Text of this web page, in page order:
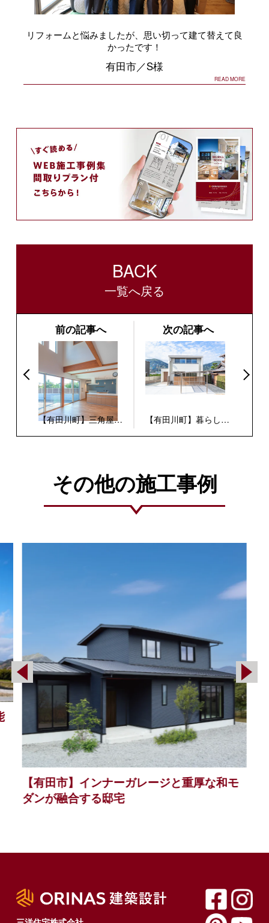
リフォームと悩みましたが、思い切って建て替えて良
かったです！
有田市／S様
READ MORE
BACK
一覧へ戻る
前の記事へ
【有田川町】三角屋根
次の記事へ
【有田川町】暮らしを
その他の施工事例
【有田市】インナーガレージと重厚な和モ
ダンが融合する邸宅